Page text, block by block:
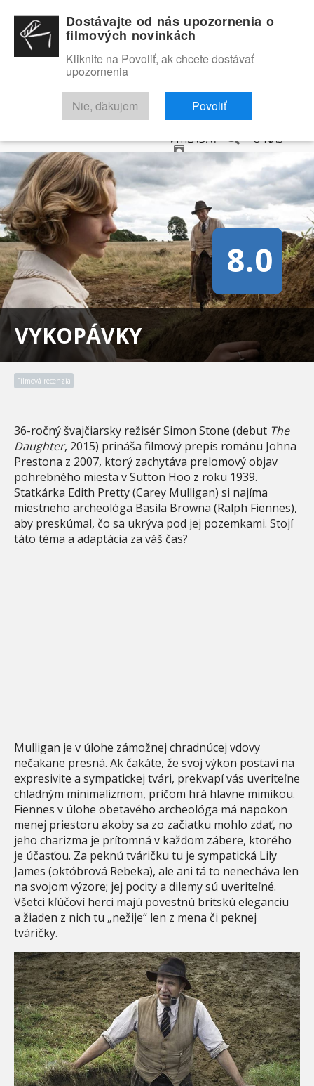
RECENZIE TRAILERY FILMOVÁ DATABÁZA
VYHĽADAŤ O NÁS
VYKOPÁVKY
8.0
Filmová recenzia
36-ročný švajčiarsky režisér Simon Stone (debut The
Daughter, 2015) prináša filmový prepis románu Johna
Prestona z 2007, ktorý zachytáva prelomový objav
pohrebného miesta v Sutton Hoo z roku 1939.
Statkárka Edith Pretty (Carey Mulligan) si najíma
miestneho archeológa Basila Browna (Ralph Fiennes),
aby preskúmal, čo sa ukrýva pod jej pozemkami. Stojí
táto téma a adaptácia za váš čas?
Mulligan je v úlohe zámožnej chradnúcej vdovy
nečakane presná. Ak čakáte, že svoj výkon postaví na
expresivite a sympatickej tvári, prekvapí vás uveriteľne
chladným minimalizmom, pričom hrá hlavne mimikou.
Fiennes v úlohe obetavého archeológa má napokon
menej priestoru akoby sa zo začiatku mohlo zdať, no
jeho charizma je prítomná v každom zábere, ktorého
je účasťou. Za peknú tváričku tu je sympatická Lily
James (októbrová Rebeka), ale ani tá to nenecháva len
na svojom výzore; jej pocity a dilemy sú uveriteľné.
Všetci kľúčoví herci majú povestnú britskú eleganciu
a žiaden z nich tu „nežije“ len z mena či peknej
tváričky.
Dostávajte od nás upozornenia o
filmových novinkách
Kliknite na Povoliť, ak chcete dostávať
upozornenia
Nie, ďakujem Povoliť